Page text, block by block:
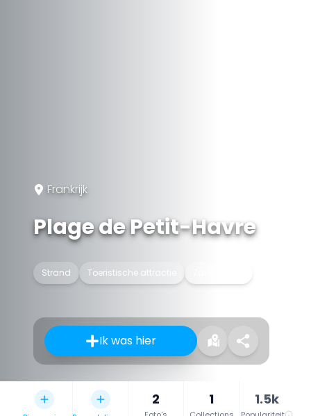
Frankrijk
Plage de Petit-Havre
Strand Toeristische attractie
Ik was hier
2 1 1.5k